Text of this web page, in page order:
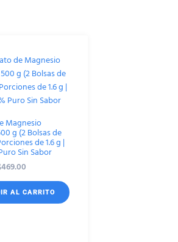
Magnesio
g (2 Bolsas de
de 1.6 g |
Sin Sabor
469.00
AL CARRITO